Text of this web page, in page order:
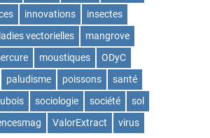
innovations
insectes
vectorielles
mangrove
moustiques
ODyC
paludisme poissons
santé
sociologie société
sol
ValorExtract
virus